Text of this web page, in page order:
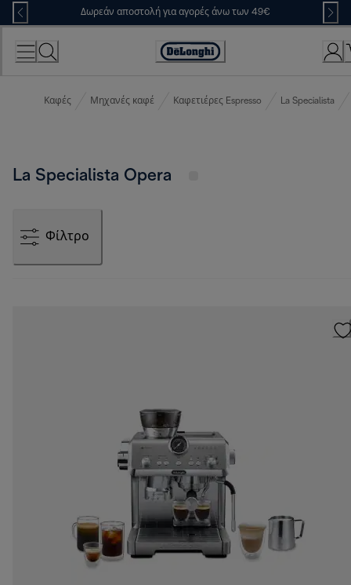
Skip
to
Content
Δωρεάν αποστολή για αγορές άνω των 49€
Accessibility
Καφές Μηχανές καφέ Καφετιέρες Espresso La Specialista
La Specialista Opera
Φίλτρο